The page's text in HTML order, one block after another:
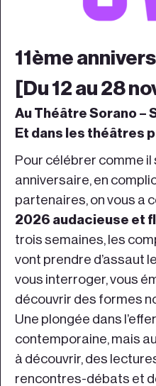
11ème
[Du 12 au 28
Au Théâtre Sorano –
Et dans les théâtres
Pour célébrer comme il
anniversaire, en
partenaires, on vous a
2026 audacieuse et
trois semaines, les
vont prendre d’assaut
vous interroger, vous
découvrir des formes
Une plongée dans
contemporaine, mais
à découvrir, des
rencontres-débats et